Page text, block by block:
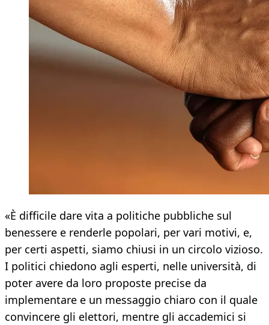
«È difficile dare vita a politiche pubbliche sul
benessere e renderle popolari, per vari motivi, e,
per certi aspetti, siamo chiusi in un circolo vizioso.
I politici chiedono agli esperti, nelle università, di
poter avere da loro proposte precise da
implementare e un messaggio chiaro con il quale
convincere gli elettori, mentre gli accademici si